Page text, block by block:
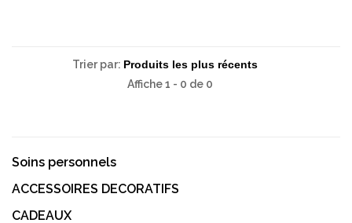
Trier par:
Affiche 1 - 0 de 0
Soins personnels
ACCESSOIRES DECORATIFS
CADEAUX